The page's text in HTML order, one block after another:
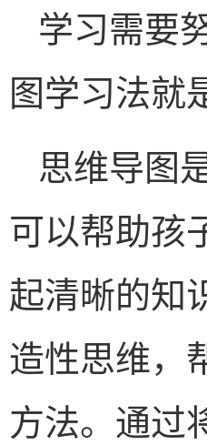
学习需要
图学习法就
思维导图
可以帮助孩
起清晰的知
造性思维，
方法。通过